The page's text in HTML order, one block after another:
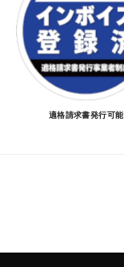
適格請求書発行可能